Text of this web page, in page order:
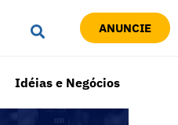
ANUNCIE
Idéias e Negócios